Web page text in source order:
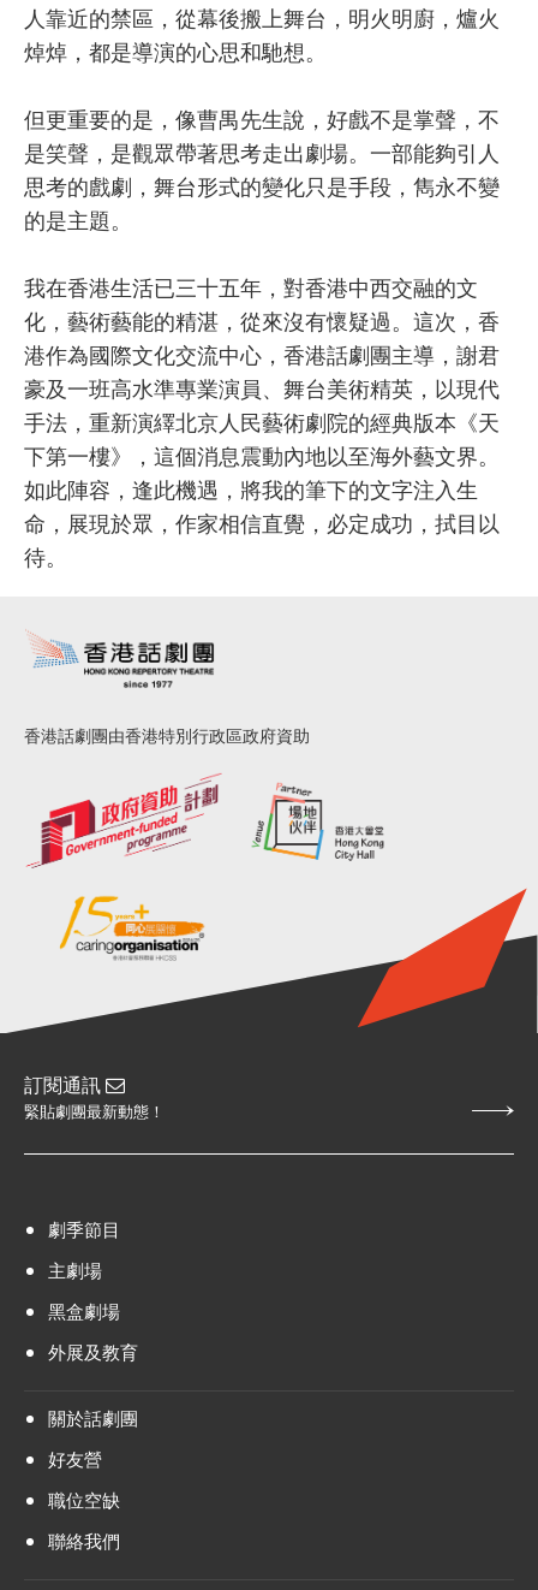
人靠近的禁區，從幕後搬上舞台，明火明廚，爐火
焯焯，都是導演的心思和馳想。
但更重要的是，像曹禺先生說，好戲不是掌聲，不
是笑聲，是觀眾帶著思考走出劇場。一部能夠引人
思考的戲劇，舞台形式的變化只是手段，雋永不變
的是主題。
我在香港生活已三十五年，對香港中西交融的文
化，藝術藝能的精湛，從來沒有懷疑過。這次，香
港作為國際文化交流中心，香港話劇團主導，謝君
豪及一班高水準專業演員、舞台美術精英，以現代
手法，重新演繹北京人民藝術劇院的經典版本《天
下第一樓》，這個消息震動內地以至海外藝文界。
如此陣容，逢此機遇，將我的筆下的文字注入生
命，展現於眾，作家相信直覺，必定成功，拭目以
待。
香港話劇團由香港特別行政區政府資助
訂閱通訊
緊貼劇團最新動態！
劇季節目
主劇場
黑盒劇場
外展及教育
關於話劇團
好友營
職位空缺
聯絡我們